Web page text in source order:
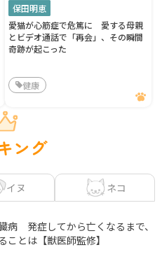
保田明恵
愛猫が心筋症で危篤に 愛する母親
とビデオ通話で「再会」、その瞬間
奇跡が起こった
健康
ング
イヌ ネコ
病 発症してから亡くなるまで、
ことは【獣医師監修】